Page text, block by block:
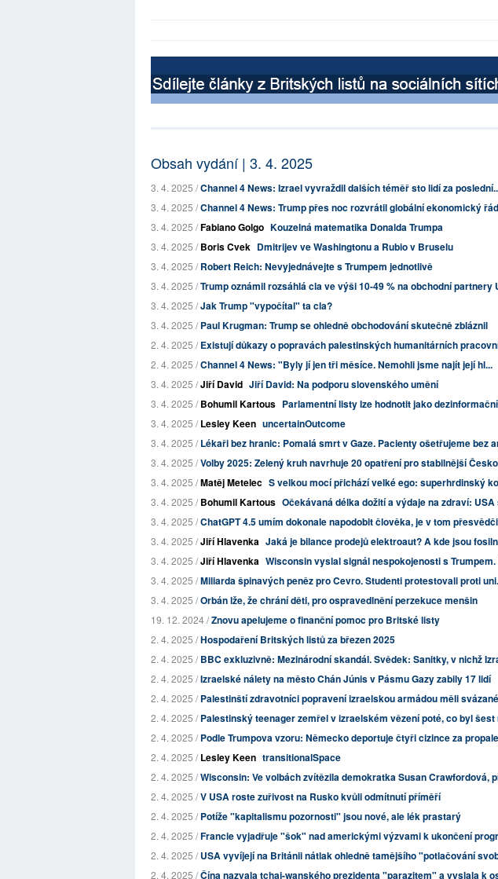
Obsah vydání | 3. 4. 2025
3. 4. 2025 /Channel 4 News: Izrael vyvraždil dalších téměř sto lidí za
3. 4. 2025 /Channel 4 News: Trump přes noc rozvrátil globální ekonomický řád
3. 4. 2025 /Fabiano Golgo Kouzelná matematika Donalda Trumpa
3. 4. 2025 /Boris Cvek Dmitrijev ve Washingtonu a Rubio v Bruselu
3. 4. 2025 /Robert Reich: Nevyjednávejte s Trumpem jednotlivě
3. 4. 2025 /Trump oznámil rozsáhlá cla ve výši 10-49 % na obchodní partnery
3. 4. 2025 /Jak Trump "vypočítal" ta cla?
3. 4. 2025 /Paul Krugman: Trump se ohledně obchodování skutečně zbláznil
2. 4. 2025 /Existují důkazy o popravách palestinských humanitárních
2. 4. 2025 /Channel 4 News: "Byly jí jen tři měsíce. Nemohli jsme najít její hl...
3. 4. 2025 /Jiří David Jiří David: Na podporu slovenského umění
3. 4. 2025 /Bohumil Kartous Parlamentní listy lze hodnotit jako
3. 4. 2025 /Lesley Keen uncertainOutcome
3. 4. 2025 /Lékaři bez hranic: Pomalá smrt v Gaze. Pacienty ošetřujeme bez
3. 4. 2025 /Volby 2025: Zelený kruh navrhuje 20 opatření pro stabilnější Česko
3. 4. 2025 /Matěj Metelec S velkou mocí přichází velké ego: superhrdinský
3. 4. 2025 /Bohumil Kartous Očekávaná délka dožití a výdaje na zdraví:
3. 4. 2025 /ChatGPT 4.5 umím dokonale napodobit člověka, je v tom
3. 4. 2025 /Jiří Hlavenka Jaká je bilance prodejů elektroaut? A kde jsou
3. 4. 2025 /Jiří Hlavenka Wisconsin vyslal signál nespokojenosti s
3. 4. 2025 /Miliarda špinavých peněz pro Cevro. Studenti protestovali proti
3. 4. 2025 /Orbán lže, že chrání děti, pro ospravedlnění perzekuce menšin
19. 12. 2024 /Znovu apelujeme o finanční pomoc pro Britské listy
2. 4. 2025 /Hospodaření Britských listů za březen 2025
2. 4. 2025 /BBC exkluzivně: Mezinárodní skandál. Svědek: Sanitky, v nichž
2. 4. 2025 /Izraelské nálety na město Chán Júnis v Pásmu Gazy zabily 17 lidí
2. 4. 2025 /Palestinští zdravotníci popravení izraelskou armádou měli
2. 4. 2025 /Palestinský teenager zemřel v izraelském vězení poté, co byl šest
2. 4. 2025 /Podle Trumpova vzoru: Německo deportuje čtyři cizince za
2. 4. 2025 /Lesley Keen transitionalSpace
2. 4. 2025 /Wisconsin: Ve volbách zvítězila demokratka Susan Crawfordová,
2. 4. 2025 /V USA roste zuřivost na Rusko kvůli odmítnutí příměří
2. 4. 2025 /Potíže "kapitalismu pozornosti" jsou nové, ale lék prastarý
2. 4. 2025 /Francie vyjadřuje "šok" nad americkými výzvami k ukončení
2. 4. 2025 /USA vyvíjejí na Británii nátlak ohledně tamějšího "potlačování
2. 4. 2025 /Čína nazvala tchaj-wanského prezidenta "parazitem" a vyslala k